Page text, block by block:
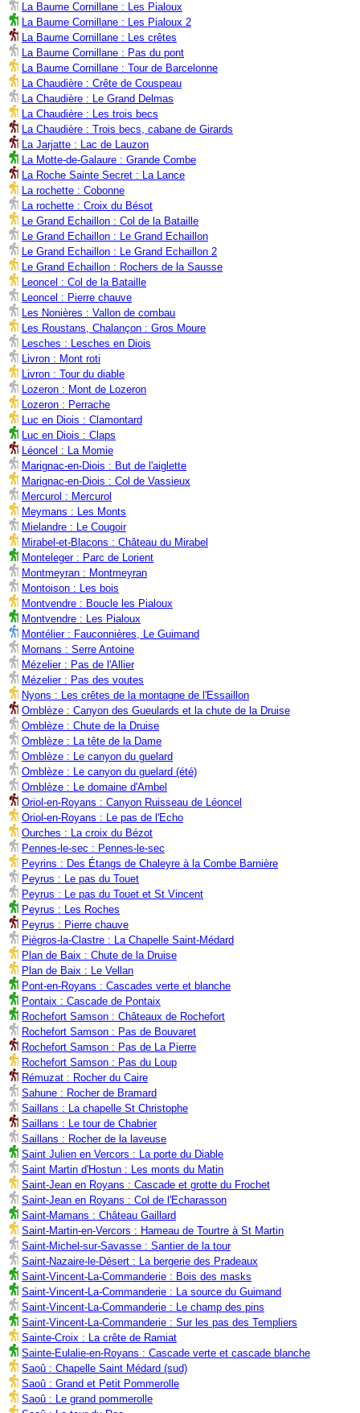
La Baume Cornillane : Les Pialoux
La Baume Cornillane : Les Pialoux 2
La Baume Cornillane : Les crêtes
La Baume Cornillane : Pas du pont
La Baume Cornillane : Tour de Barcelonne
La Chaudière : Crête de Couspeau
La Chaudière : Le Grand Delmas
La Chaudière : Les trois becs
La Chaudière : Trois becs, cabane de Girards
La Jarjatte : Lac de Lauzon
La Motte-de-Galaure : Grande Combe
La Roche Sainte Secret : La Lance
La rochette : Cobonne
La rochette : Croix du Bésot
Le Grand Echaillon : Col de la Bataille
Le Grand Echaillon : Le Grand Echaillon
Le Grand Echaillon : Le Grand Echaillon 2
Le Grand Echaillon : Rochers de la Sausse
Leoncel : Col de la Bataille
Leoncel : Pierre chauve
Les Nonières : Vallon de combau
Les Roustans, Chalançon : Gros Moure
Lesches : Lesches en Diois
Livron : Mont roti
Livron : Tour du diable
Lozeron : Mont de Lozeron
Lozeron : Perrache
Luc en Diois : Clamontard
Luc en Diois : Claps
Léoncel : La Momie
Marignac-en-Diois : But de l'aiglette
Marignac-en-Diois : Col de Vassieux
Mercurol : Mercurol
Meymans : Les Monts
Mielandre : Le Cougoir
Mirabel-et-Blacons : Château du Mirabel
Monteleger : Parc de Lorient
Montmeyran : Montmeyran
Montoison : Les bois
Montvendre : Boucle les Pialoux
Montvendre : Les Pialoux
Montélier : Fauconnières, Le Guimand
Mornans : Serre Antoine
Mézelier : Pas de l'Allier
Mézelier : Pas des voutes
Nyons : Les crêtes de la montagne de l'Essaillon
Omblèze : Canyon des Gueulards et la chute de la Druise
Omblèze : Chute de la Druise
Omblèze : La tête de la Dame
Omblèze : Le canyon du guelard
Omblèze : Le canyon du guelard (été)
Omblèze : Le domaine d'Ambel
Oriol-en-Royans : Canyon Ruisseau de Léoncel
Oriol-en-Royans : Le pas de l'Echo
Ourches : La croix du Bézot
Pennes-le-sec : Pennes-le-sec
Peyrins : Des Étangs de Chaleyre à la Combe Barnière
Peyrus : Le pas du Touet
Peyrus : Le pas du Touet et St Vincent
Peyrus : Les Roches
Peyrus : Pierre chauve
Piègros-la-Clastre : La Chapelle Saint-Médard
Plan de Baix : Chute de la Druise
Plan de Baix : Le Vellan
Pont-en-Royans : Cascades verte et blanche
Pontaix : Cascade de Pontaix
Rochefort Samson : Châteaux de Rochefort
Rochefort Samson : Pas de Bouvaret
Rochefort Samson : Pas de La Pierre
Rochefort Samson : Pas du Loup
Rémuzat : Rocher du Caire
Sahune : Rocher de Bramard
Saillans : La chapelle St Christophe
Saillans : Le tour de Chabrier
Saillans : Rocher de la laveuse
Saint Julien en Vercors : La porte du Diable
Saint Martin d'Hostun : Les monts du Matin
Saint-Jean en Royans : Cascade et grotte du Frochet
Saint-Jean en Royans : Col de l'Echarasson
Saint-Mamans : Château Gaillard
Saint-Martin-en-Vercors : Hameau de Tourtre à St Martin
Saint-Michel-sur-Savasse : Santier de la tour
Saint-Nazaire-le-Désert : La bergerie des Pradeaux
Saint-Vincent-La-Commanderie : Bois des masks
Saint-Vincent-La-Commanderie : La source du Guimand
Saint-Vincent-La-Commanderie : Le champ des pins
Saint-Vincent-La-Commanderie : Sur les pas des Templiers
Sainte-Croix : La crête de Ramiat
Sainte-Eulalie-en-Royans : Cascade verte et cascade blanche
Saoû : Chapelle Saint Médard (sud)
Saoû : Grand et Petit Pommerolle
Saoû : Le grand pommerolle